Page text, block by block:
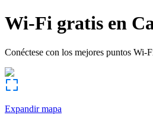
Wi-Fi gratis en
Conéctese con los mejores puntos Wi-
Expandir mapa